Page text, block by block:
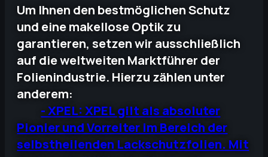
Um Ihnen den bestmöglichen Schutz
und eine makellose Optik zu
garantieren, setzen wir ausschließlich
auf die weltweiten Marktführer der
Folienindustrie. Hierzu zählen unter
anderem:
- XPEL: XPEL gilt als absoluter
Pionier und Vorreiter im Bereich der
selbstheilenden Lackschutzfolien. Mit